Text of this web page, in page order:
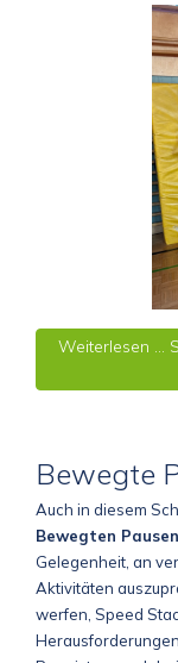
Weiterlesen …
Bewegte
Auch in diesem
Bewegten Pausen
Gelegenheit, an
Aktivitäten
werfen, Speed